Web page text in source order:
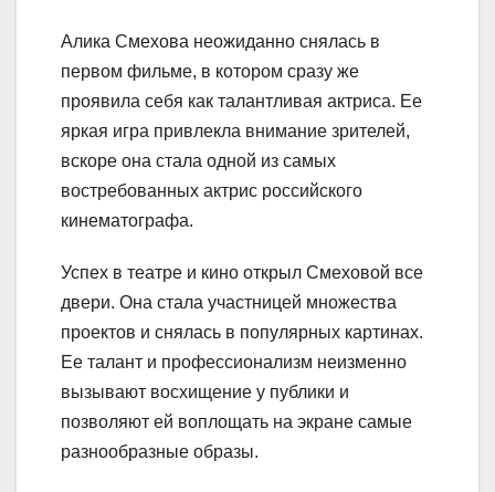
Алика Смехова неожиданно снялась в
первом фильме, в котором сразу же
проявила себя как талантливая актриса. Ее
яркая игра привлекла внимание зрителей,
вскоре она стала одной из самых
востребованных актрис российского
кинематографа.
Успех в театре и кино открыл Смеховой все
двери. Она стала участницей множества
проектов и снялась в популярных картинах.
Ее талант и профессионализм неизменно
вызывают восхищение у публики и
позволяют ей воплощать на экране самые
разнообразные образы.